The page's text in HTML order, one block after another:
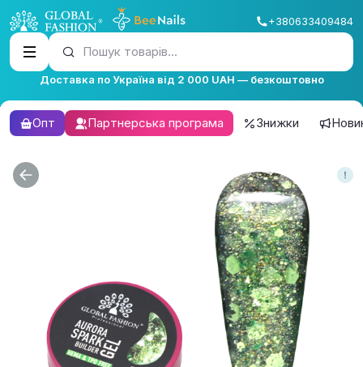
+380633409484
Пошук товарів...
Доставка по Україна від 2 000 UAH — безкоштовно
Опт Партнерська програма Знижки